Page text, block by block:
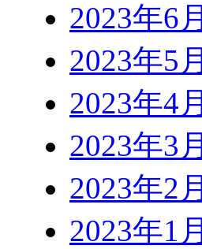
2023年6月
2023年5月
2023年4月
2023年3月
2023年2月
2023年1月